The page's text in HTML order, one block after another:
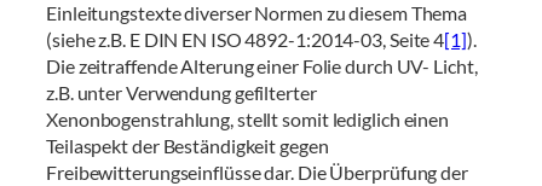
Einleitungstexte diverser Normen zu diesem Thema
(siehe z.B. E DIN EN ISO 4892-1:2014-03, Seite 4[1]).
Die zeitraffende Alterung einer Folie durch UV- Licht,
z.B. unter Verwendung gefilterter
Xenonbogenstrahlung, stellt somit lediglich einen
Teilaspekt der Beständigkeit gegen
Freibewitterungseinflüsse dar. Die Überprüfung der